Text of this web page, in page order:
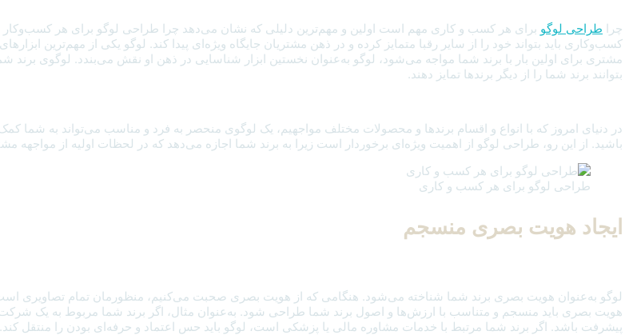
چرا طراحی لوگو برای هر کسب و کاری مهم است اولین و مهم‌ترین دلیلی که نشان می‌دهد چرا طراحی لوگو برای هر
کسب‌وکاری باید بتواند خود را از سایر رقبا متمایز کرده و در ذهن مشتریان جایگاه ویژه‌ای پیدا کند. لوگو یکی از مهم‌ترین
مشتری برای اولین بار با برند شما مواجه می‌شود، لوگو به‌عنوان نخستین ابزار شناسایی در ذهن او نقش می‌بندد. لوگوی برند
بتوانند برند شما را از دیگر برندها تمایز دهند.
در دنیای امروز که با انواع و اقسام برندها و محصولات مختلف مواجهیم، یک لوگوی منحصر به فرد و مناسب می‌تواند به شما
باشید. از این رو، طراحی لوگو از اهمیت ویژه‌ای برخوردار است زیرا به برند شما اجازه می‌دهد که در لحظات اولیه از مواجهه
طراحی لوگو برای هر کسب و کاری
ایجاد هویت بصری منسجم
لوگو به‌عنوان هویت بصری برند شما شناخته می‌شود. هنگامی که از هویت بصری صحبت می‌کنیم، منظورمان تمام تصاویری
هویت بصری باید منسجم و متناسب با ارزش‌ها و اصول برند شما طراحی شود. به‌عنوان مثال، اگر برند شما مربوط به یک شرکت
پیشرفت باشد. اگر برند شما مرتبط با خدمات مشاوره مالی یا پزشکی است، لوگو باید حس اعتماد و حرفه‌ای بودن را منتقل کند.